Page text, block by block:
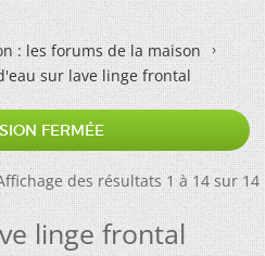
: les forums de la maison
sur lave linge frontal
FERMÉE
des résultats 1 à 14 sur 14
linge frontal